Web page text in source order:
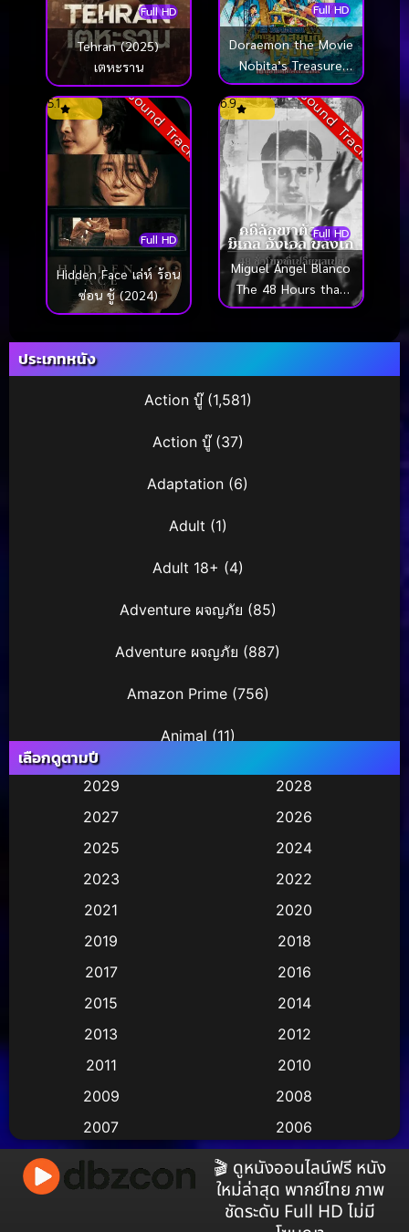
Full HD
Tehran (2025)
เตหะราน
Full HD
Doraemon the Movie
Nobita’s Treasure
Island โดราเอมอน
ตอน เกาะมหาสมบัติ
ของโนบิตะ (2018)
Sound Track
Full HD
5.1
Hidden Face เล่ห์ ร้อน
ซ่อน ชู้ (2024)
Sound Track
Full HD
6.9
Miguel Ángel Blanco
The 48 Hours that
Changed Spain คดี
สเปน (2026)
ประเภทหนัง
Action บู๊(1,581)
Action บู๊(37)
Adaptation (6)
Adult (1)
Adult 18+ (4)
Adventure ผจญภัย (85)
Adventure ผจญภัย (887)
Amazon Prime(756)
Animal (11)
Animation การ์ตูน(245)
Based on a True Story สร้างจากเรื่องจริง(3)
Based on a True Story เรื่องจริง(38)
เลือกดูตามปี
2029
2028
2027
2026
2025
2024
2023
2022
2021
2020
2019
2018
2017
2016
2015
2014
2013
2012
2011
2010
2009
2008
2007
2006
2005
2004
2003
2002
2000
🎬 ดูหนังออนไลน์ฟรี หนัง
ใหม่ล่าสุด พากย์ไทย ภาพ
ชัดระดับ Full HD ไม่มี